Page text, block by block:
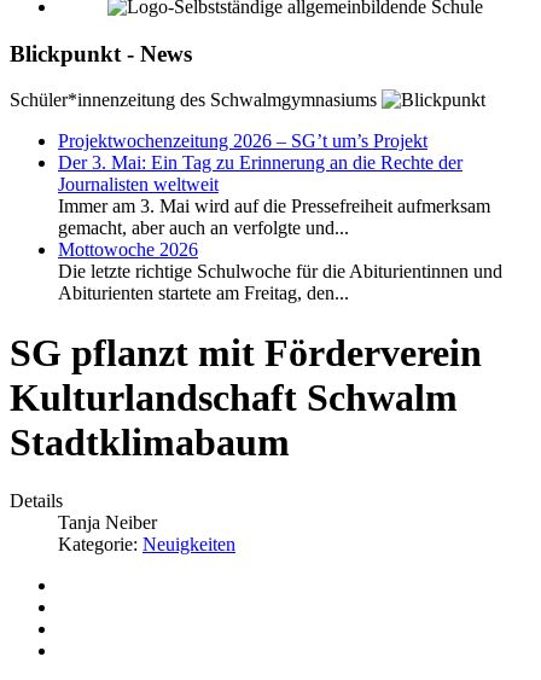
Blickpunkt - News
Schüler*innenzeitung des Schwalmgymnasiums
Projektwochenzeitung 2026 – SG’t um’s Projekt
Der 3. Mai: Ein Tag zu Erinnerung an die Rechte der
Journalisten weltweit
Immer am 3. Mai wird auf die Pressefreiheit aufmerksam
gemacht, aber auch an verfolgte und...
Mottowoche 2026
Die letzte richtige Schulwoche für die Abiturientinnen und
Abiturienten startete am Freitag, den...
SG pflanzt mit Förderverein
Kulturlandschaft Schwalm
Stadtklimabaum
Details
Tanja Neiber
Kategorie: Neuigkeiten